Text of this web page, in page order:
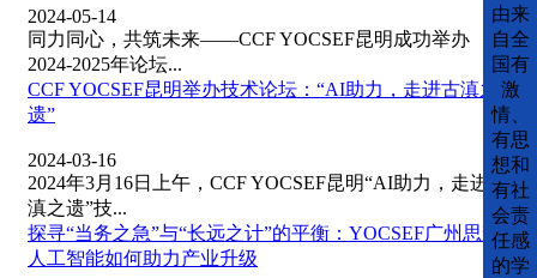
2024-05-14
同力同心，共筑未来——CCF YOCSEF昆明成功举办
2024-2025年论坛...
CCF YOCSEF昆明举办技术论坛：“AI助力，走进古滇之
遗”
2024-03-16
2024年3月16日上午，CCF YOCSEF昆明“AI助力，走进古
滇之遗”技...
探寻“当务之急”与“长远之计”的平衡：YOCSEF广州思辨
人工智能如何助力产业升级
由来
自全
国有
激
情、
有思
想和
有社
会责
任感
的学